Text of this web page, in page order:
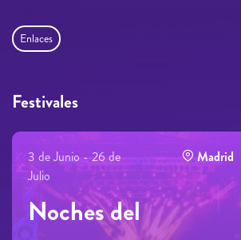
Enlaces
Festivales
3 de Junio - 26 de
Julio
Madrid
Noches del